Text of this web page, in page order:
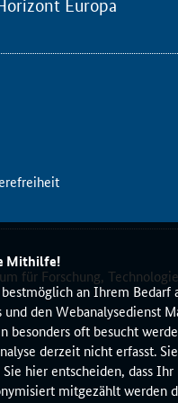
Mithilfe!
an Ihrem Bedarf
den Webanalysedienst
besonders oft besucht
derzeit nicht erfasst.
hier entscheiden, dass Ihr
mitgezählt werden
Europa
für Forschung,